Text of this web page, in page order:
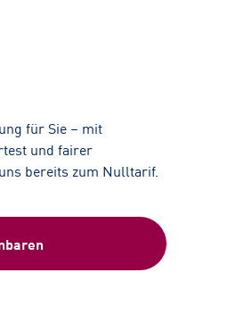
für Sie – mit
und fairer
bereits zum Nulltarif.